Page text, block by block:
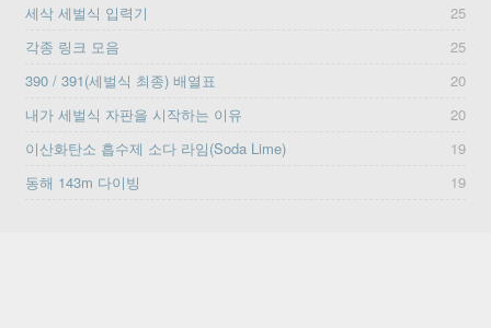
세삭 세벌식 입력기
25
각종 링크 모음
25
390 / 391(세벌식 최종) 배열표
20
내가 세벌식 자판을 시작하는 이유
20
이산화탄소 흡수제 소다 라임(Soda Lime)
19
동해 143m 다이빙
19